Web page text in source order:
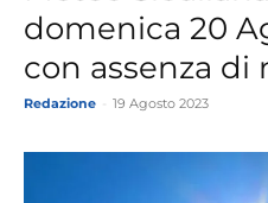
domenica 20
con assenza di
Redazione 19 Agosto 2023